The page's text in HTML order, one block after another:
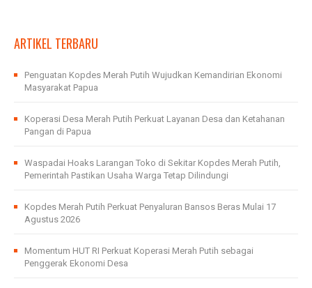
ARTIKEL TERBARU
Penguatan Kopdes Merah Putih Wujudkan Kemandirian Ekonomi
Masyarakat Papua
Koperasi Desa Merah Putih Perkuat Layanan Desa dan Ketahanan
Pangan di Papua
Waspadai Hoaks Larangan Toko di Sekitar Kopdes Merah Putih,
Pemerintah Pastikan Usaha Warga Tetap Dilindungi
Kopdes Merah Putih Perkuat Penyaluran Bansos Beras Mulai 17
Agustus 2026
Momentum HUT RI Perkuat Koperasi Merah Putih sebagai
Penggerak Ekonomi Desa